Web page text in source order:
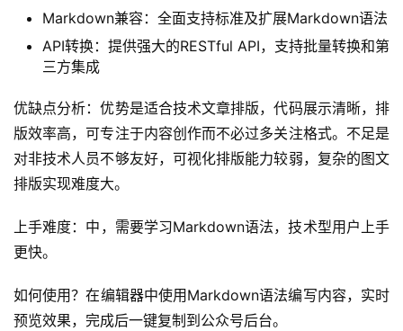
Markdown兼容：全面支持标准及扩展Markdown语法
API转换：提供强大的RESTful API，支持批量转换和第
三方集成
优缺点分析：优势是适合技术文章排版，代码展示清晰，排
版效率高，可专注于内容创作而不必过多关注格式。不足是
对非技术人员不够友好，可视化排版能力较弱，复杂的图文
排版实现难度大。
上手难度：中，需要学习Markdown语法，技术型用户上手
更快。
如何使用？在编辑器中使用Markdown语法编写内容，实时
预览效果，完成后一键复制到公众号后台。